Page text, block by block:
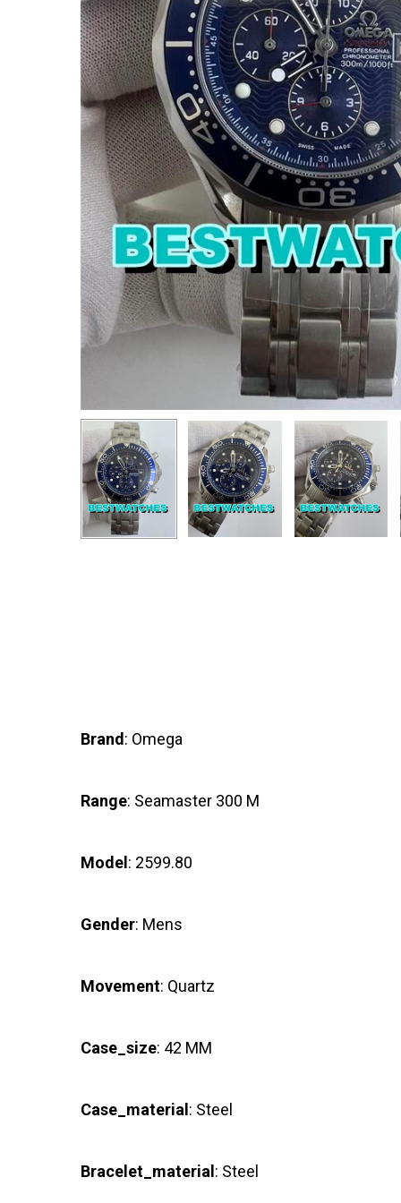
Brand : Omega
Range: Seamaster 300 M
Model : 2599.80
Gender: Mens
Movement: Quartz
Case_size: 42 MM
Case_material : Steel
Bracelet_material : Steel